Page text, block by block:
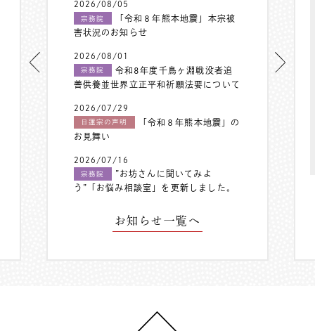
2026/08/05
宗務院
「令和８年熊本地震」本宗被
害状況のお知らせ
2026/08/01
宗務院
令和8年度千鳥ヶ淵戦没者追
善供養並世界立正平和祈願法要について
2026/07/29
日蓮宗の声明
「令和８年熊本地震」の
お見舞い
2026/07/16
宗務院
”お坊さんに聞いてみよ
う”「お悩み相談室」を更新しました。
お知らせ一覧へ